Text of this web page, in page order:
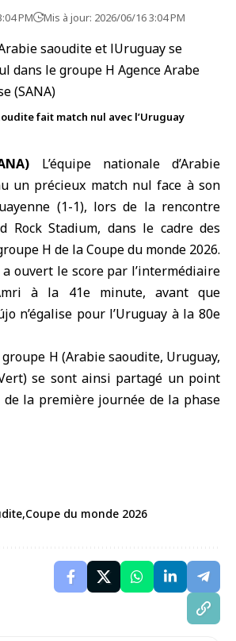
PM Mis à jour: 2026/06/16 3:04 PM
fait match nul avec l’Uruguay
L’équipe nationale d’Arabie
un précieux match nul face à son
(1-1), lors de la rencontre
Rock Stadium, dans le cadre des
H de laCoupe du monde 2026.
a ouvert le score par l’intermédiaire
à la 41e minute, avant que
n’égalise pour l’Uruguay à la 80e
H (Arabie saoudite, Uruguay,
se sont ainsi partagé un point
de la première journée de la phase
Coupe du monde 2026